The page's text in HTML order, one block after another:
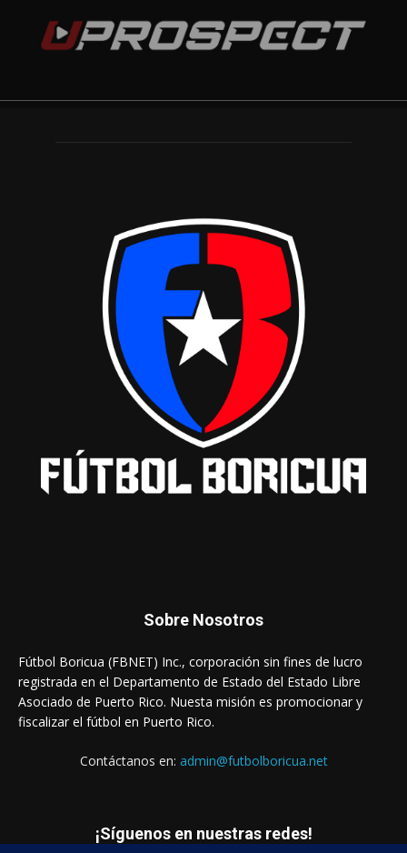
Sobre Nosotros
Fútbol Boricua (FBNET) Inc., corporación sin fines de lucro
registrada en el Departamento de Estado del Estado Libre
Asociado de Puerto Rico. Nuesta misión es promocionar y
fiscalizar el fútbol en Puerto Rico.
Contáctanos en: admin@futbolboricua.net
¡Síguenos en nuestras redes!